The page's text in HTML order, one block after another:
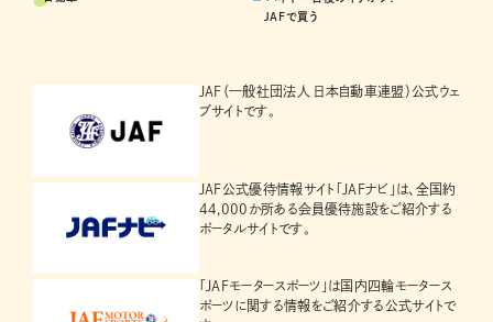
JAFで買う
JAF（一般社団法人 日本自動車連盟）公式ウェ
ブサイトです。
JAF公式優待情報サイト「JAFナビ」は、全国約
44,000か所ある会員優待施設をご紹介する
ポータルサイトです。
「JAFモータースポーツ」は国内四輪モータース
ポーツに関する情報をご紹介する公式サイトで